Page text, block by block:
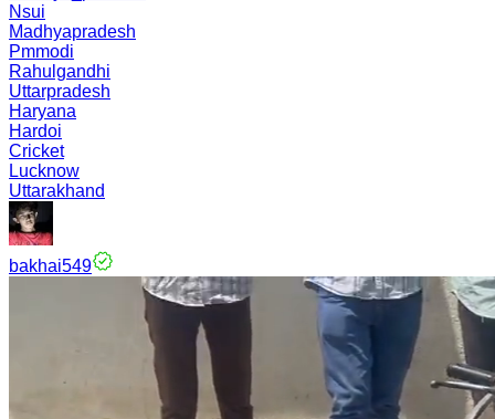
Nsui
Madhyapradesh
Pmmodi
Rahulgandhi
Uttarpradesh
Haryana
Hardoi
Cricket
Lucknow
Uttarakhand
bakhai549